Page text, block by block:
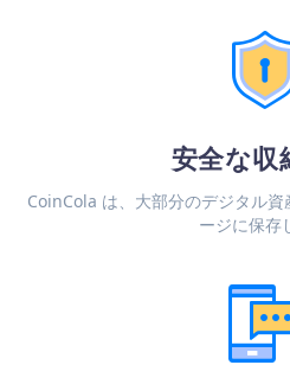
安全な収
CoinCola は、大部分のデジタル
ージに保存